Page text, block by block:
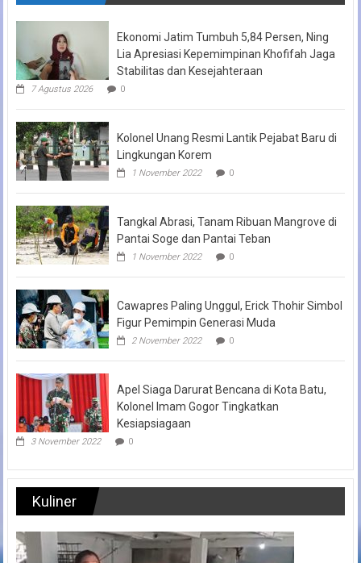
Ekonomi Jatim Tumbuh 5,84 Persen, Ning
Lia Apresiasi Kepemimpinan Khofifah Jaga
Stabilitas dan Kesejahteraan
7 Agustus 2026 0
Kolonel Unang Resmi Lantik Pejabat Baru di
Lingkungan Korem
1 November 2022 0
Tangkal Abrasi, Tanam Ribuan Mangrove di
Pantai Soge dan Pantai Teban
1 November 2022 0
Cawapres Paling Unggul, Erick Thohir Simbol
Figur Pemimpin Generasi Muda
2 November 2022 0
Apel Siaga Darurat Bencana di Kota Batu,
Kolonel Imam Gogor Tingkatkan
Kesiapsiagaan
3 November 2022 0
Kuliner